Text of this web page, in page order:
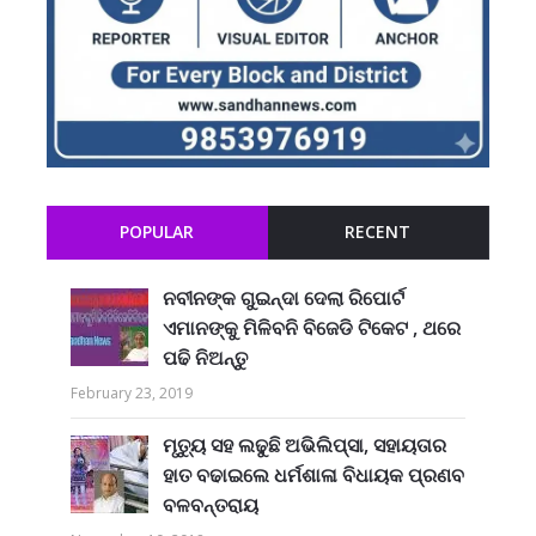
POPULAR RECENT
ନବୀନଙ୍କ ଗୁଇନ୍ଦା ଦେଲା ରିପୋର୍ଟ
ଏମାନଙ୍କୁ ମିଳିବନି ବିଜେଡି ଟିକେଟ , ଥରେ
ପଢି ନିଅନ୍ତୁ
February 23, 2019
ମୃତ୍ୟୁ ସହ ଲଢୁଛି ଅଭିଲିପ୍ସା, ସହାୟତାର
ହାତ ବଢାଇଲେ ଧର୍ମଶାଳା ବିଧାୟକ ପ୍ରଣବ
ବଳବନ୍ତରାୟ